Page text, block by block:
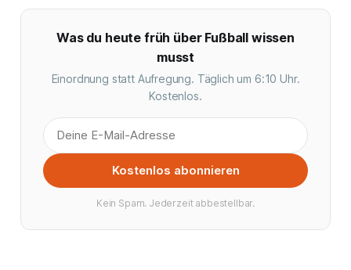
Was du heute früh über Fußball wissen
musst
Einordnung statt Aufregung. Täglich um 6:10 Uhr.
Kostenlos.
Kostenlos abonnieren
Kein Spam. Jederzeit abbestellbar.